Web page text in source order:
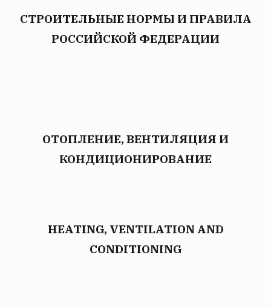
СТРОИТЕЛЬНЫЕ НОРМЫ И ПРАВИЛА
РОССИЙСКОЙ ФЕДЕРАЦИИ
ОТОПЛЕНИЕ, ВЕНТИЛЯЦИЯ И
КОНДИЦИОНИРОВАНИЕ
HEATING, VENTILATION AND
CONDITIONING